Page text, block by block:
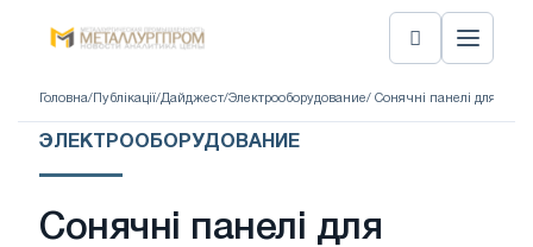
Головна/ Публікації/Дайджест/Электрооборудование/ Сонячні панелі для
ЭЛЕКТРООБОРУДОВАНИЕ
Сонячні панелі для